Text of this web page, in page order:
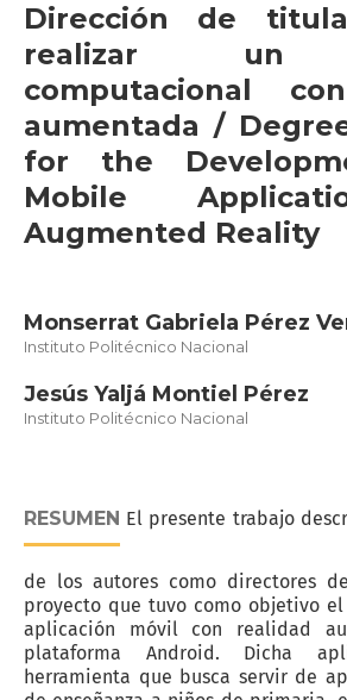
Dirección de
realizar un
computacional
aumentada /
for the
Mobile
Augmented Reality
Monserrat Gabriela Pérez
Instituto Politécnico Nacional
Jesús Yaljá Montiel Pérez
Instituto Politécnico Nacional
RESUMEN El presente trabajo
de los autores como directores
proyecto que tuvo como objetivo
aplicación móvil con realidad
plataforma Android. Dicha
herramienta que busca servir de